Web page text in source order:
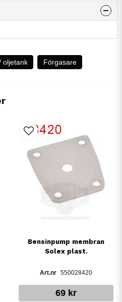
oljetank Förgasare
Bensinpump membran
Solex plast.
550028420
69 kr